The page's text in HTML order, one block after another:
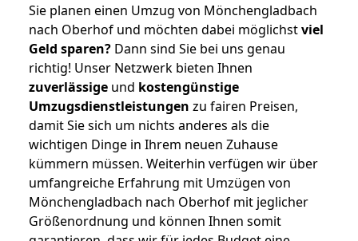
Sie planen einen Umzug von Mönchengladbach
nach Oberhof und möchten dabei möglichstviel
Geld sparen? Dann sind Sie bei uns genau
richtig! Unser Netzwerk bieten Ihnen
zuverlässige und kostengünstige
Umzugsdienstleistungen zu fairen Preisen,
damit Sie sich um nichts anderes als die
wichtigen Dinge in Ihrem neuen Zuhause
kümmern müssen. Weiterhin verfügen wir über
umfangreiche Erfahrung mit Umzügen von
Mönchengladbach nach Oberhof mit jeglicher
Größenordnung und können Ihnen somit